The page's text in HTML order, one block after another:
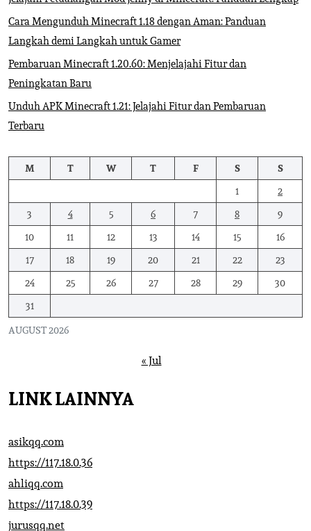
Cara Mengunduh Minecraft 1.18 dengan Aman: Panduan
Langkah demi Langkah untuk Gamer
Pembaruan Minecraft 1.20.60: Menjelajahi Fitur dan
Peningkatan Baru
Unduh APK Minecraft 1.21: Jelajahi Fitur dan Pembaruan
Terbaru
AUGUST 2026
M T W T F S
S
1
2
3
4 5 6 7 8
9
10
11 12 13 14 15
16
17
18 19 20 21 22
23
24
25 26 27 28 29
30
31
« Jul
LINK LAINNYA
asikqq.com
https://117.18.0.36
ahliqq.com
https://117.18.0.39
jurusqq.net